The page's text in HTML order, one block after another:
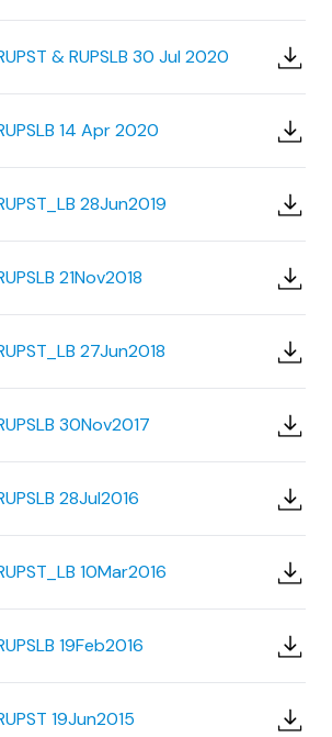
& RUPSLB 30 Jul 2020
14 Apr 2020
28Jun2019
21Nov2018
27Jun2018
30Nov2017
28Jul2016
10Mar2016
19Feb2016
19Jun2015